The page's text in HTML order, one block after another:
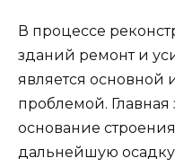
В процессе
зданий ремонт и
является основной
проблемой.
основание
дальнейшую